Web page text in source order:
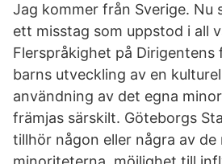
Jag kommer från Sverige. Nu
ett misstag som uppstod i all
Flerspråkighet på Dirigentens
barns utveckling av en
användning av det egna
främjas särskilt. Göteborgs
tillhör någon eller några av de